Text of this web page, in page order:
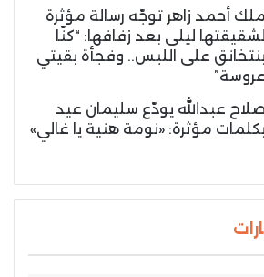
ملك أحمد زاهر توجّه رسالة مؤثرة
لشقيقتها ليلى بعد زفافها: “كنّا
بنتخانق على اللبس.. وفجأة بقيتي
عروسة”
صلاح عبدالله يودّع سليمان عيد
بكلمات مؤثرة: «نومة هنية يا غالي»